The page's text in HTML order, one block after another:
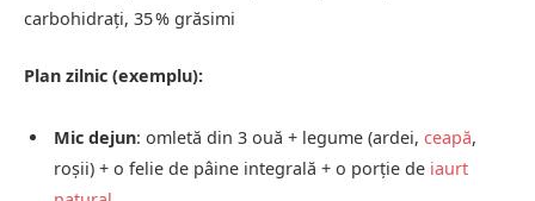
carbohidrați, 35 % grăsimi
Plan zilnic (exemplu):
Mic dejun: omletă din 3 ouă + legume (ardei, ceapă,
roșii) + o felie de pâine integrală + o porție de iaurt